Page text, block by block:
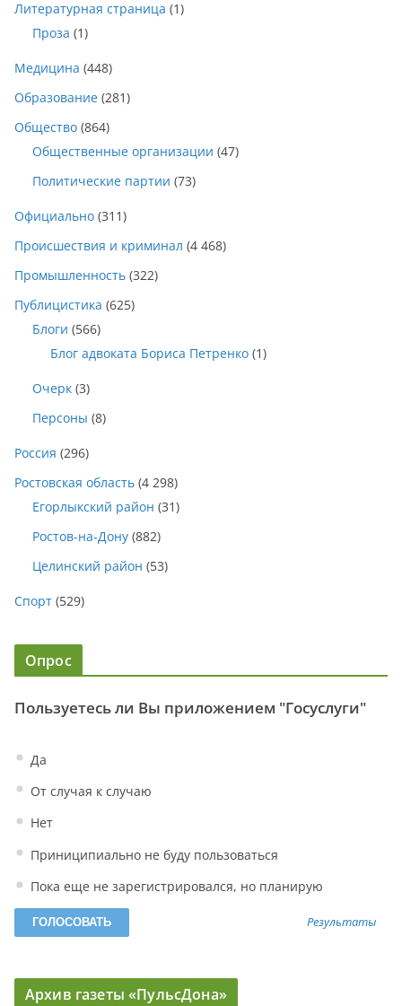
Литературная страница (1)
Проза (1)
Медицина (448)
Образование (281)
Общество (864)
Общественные организации (47)
Политические партии (73)
Официально (311)
Происшествия и криминал (4 468)
Промышленность (322)
Публицистика (625)
Блоги (566)
Блог адвоката Бориса Петренко (1)
Очерк (3)
Персоны (8)
Россия (296)
Ростовская область (4 298)
Егорлыкский район (31)
Ростов-на-Дону (882)
Целинский район (53)
Спорт (529)
Опрос
Пользуетесь ли Вы приложением "Госуслуги"
Да
От случая к случаю
Нет
Приниципиально не буду пользоваться
Пока еще не зарегистрировался, но планирую
Результаты
Архив газеты «ПульсДона»